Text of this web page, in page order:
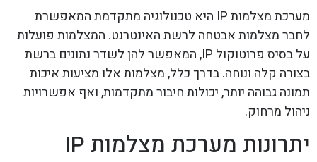
מערכת מצלמות IP היא טכנולוגיה מתקדמת המאפשרת
לחבר מצלמות אבטחה לרשת האינטרנט. המצלמות פועלות
על בסיס פרוטוקול IP, המאפשר להן לשדר נתונים ברשת
בצורה קלה ונוחה. בדרך כלל, מצלמות אלו מציעות איכות
תמונה גבוהה יותר, יכולות חיבור מתקדמות, ואף אפשרויות
ניהול מרחוק.
יתרונות מערכת מצלמות IP